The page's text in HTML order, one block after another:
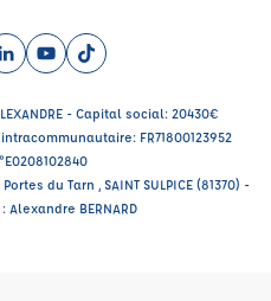
fenêtre)
(nouvelle fenêtre)
(nouvelle fenêtre)
YouTube (nouvelle fenêtre)
TikTok (nouvelle
- Capital social: 20430€
FR71800123952
du Tarn , SAINT SULPICE (81370) -
BERNARD